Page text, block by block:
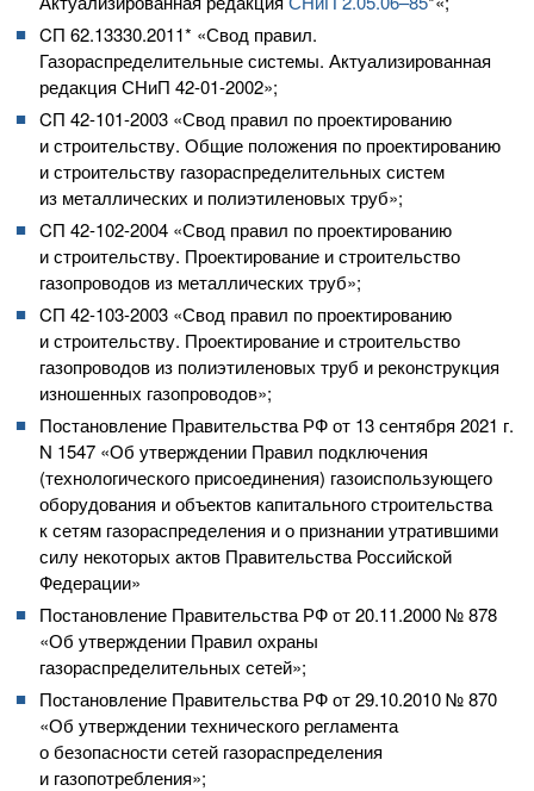
CП 62.13330.2011* «Свод правил.
Газораспределительные системы. Актуализированная
редакция СНиП 42-01-2002»;
CП 42-101-2003 «Свод правил по проектированию
и строительству. Общие положения по проектированию
и строительству газораспределительных систем
из металлических и полиэтиленовых труб»;
CП 42-102-2004 «Свод правил по проектированию
и строительству. Проектирование и строительство
газопроводов из металлических труб»;
CП 42-103-2003 «Свод правил по проектированию
и строительству. Проектирование и строительство
газопроводов из полиэтиленовых труб и реконструкция
изношенных газопроводов»;
Постановление Правительства РФ от 13 сентября 2021 г.
N 1547 «Об утверждении Правил подключения
(технологического присоединения) газоиспользующего
оборудования и объектов капитального строительства
к сетям газораспределения и о признании утратившими
силу некоторых актов Правительства Российской
Федерации»
Постановление Правительства РФ от20.11.2000№ 878
«Об утверждении Правил охраны
газораспределительных сетей»;
Постановление Правительства РФ от29.10.2010№ 870
«Об утверждении технического регламента
о безопасности сетей газораспределения
и газопотребления»;